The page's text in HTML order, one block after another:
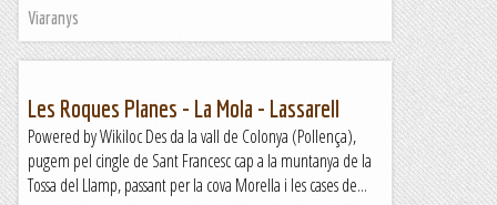
Viaranys
Les Roques Planes - La Mola - Lassarell
Powered by Wikiloc Des da la vall de Colonya (Pollença),
pugem pel cingle de Sant Francesc cap a la muntanya de la
Tossa del Llamp, passant per la cova Morella i les cases de...